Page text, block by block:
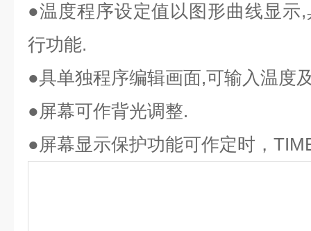
●温度程序设定值以图形曲线显示
行功能.
●具单独程序编辑画面,可输入温度
●屏幕可作背光调整.
●屏幕显示保护功能可作定时，